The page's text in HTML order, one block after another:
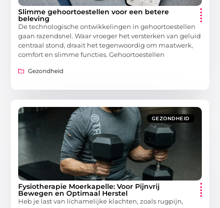
Slimme gehoortoestellen voor een betere
beleving
De technologische ontwikkelingen in gehoortoestellen
gaan razendsnel. Waar vroeger het versterken van geluid
centraal stond, draait het tegenwoordig om maatwerk,
comfort en slimme functies. Gehoortoestellen
Gezondheid
GEZONDHEID
Fysiotherapie Moerkapelle: Voor Pijnvrij
Bewegen en Optimaal Herstel
Heb je last van lichamelijke klachten, zoals rugpijn,